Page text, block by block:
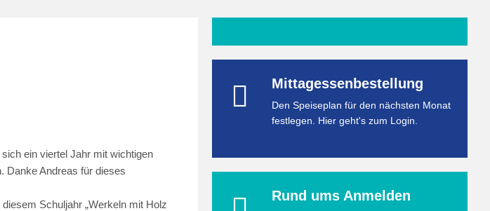
ein viertel Jahr mit wichtigen
Danke Andreas für dieses
Schuljahr „Werkeln mit Holz
Mittagessenbestellung
Den Speiseplan für den nächsten Monat
festlegen. Hier geht's zum Login.
Rund ums Anmelden